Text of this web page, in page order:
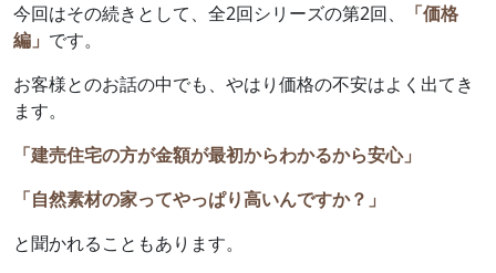
今回はその続きとして、全2回シリーズの第2回、
「価格
編」 です。
お客様とのお話の中でも、やはり価格の不安はよく出てき
ます。
「建売住宅の方が金額が最初からわかるから安心」
「自然素材の家ってやっぱり高いんですか？」
と聞かれることもあります。